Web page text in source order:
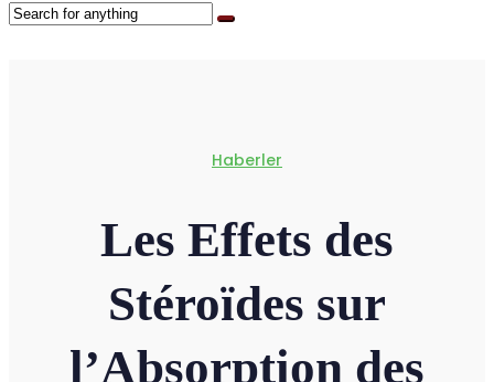
Haberler
Les Effets des
Stéroïdes sur
l’Absorption des